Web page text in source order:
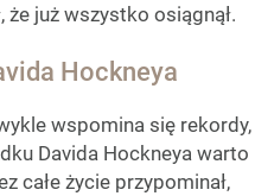
że już wszystko osiągnął.
Hockneya
wspomina się rekordy,
Davida Hockneya warto
całe życie przypominał,